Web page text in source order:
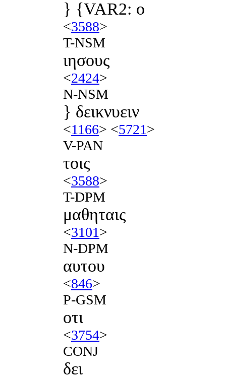
} {VAR2: ο
<3588>
T-NSM
ιησους
<2424>
N-NSM
} δεικνυειν
<1166> <5721>
V-PAN
τοις
<3588>
T-DPM
μαθηταις
<3101>
N-DPM
αυτου
<846>
P-GSM
οτι
<3754>
CONJ
δει